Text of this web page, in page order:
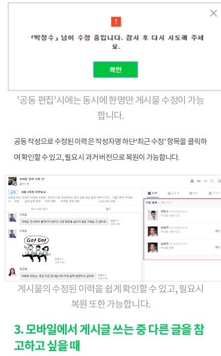
'공동 편집'시에는 동시에 한명만 게시물 수정이 가능
합니다.
공동 작성으로 수정된 이력은 작성자명 하단 ‘최근 수정’ 항목을 클릭하
여 확인할 수 있고, 필요시 과거 버전으로 복원이 가능합니다.
게시물의 수정된 이력을 쉽게 확인할 수 있고, 필요시
복원 또한 가능합니다.
3. 모바일에서 게시글 쓰는 중 다른 글을 참
고하고 싶을 때